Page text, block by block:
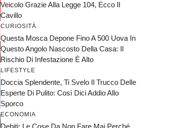
Veicolo Grazie Alla Legge 104, Ecco Il
Cavillo
CURIOSITÀ
Questa Mosca Depone Fino A 500 Uova In
Questo Angolo Nascosto Della Casa: Il
Rischio Di Infestazione È Alto
LIFESTYLE
Doccia Splendente, Ti Svelo Il Trucco Delle
Esperte Di Pulito: Così Dici Addio Allo
Sporco
ECONOMIA
Debiti: Le Cose Da Non Fare Mai Perché